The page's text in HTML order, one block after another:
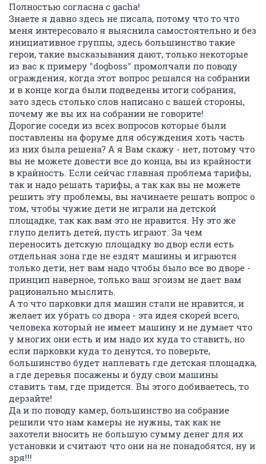
Полностью согласна с gacha!
Знаете я давно здесь не писала, потому что то что
меня интересовало я выяснила самостоятельно и без
инициативное группы, здесь большинство такие
герои, такие высказывания дают, только некоторые
из вас к примеру "dogboss" промолчали по поводу
ограждения, когда этот вопрос решался на собрании
и в конце когда были подведены итоги собрания,
зато здесь столько слов написано с вашей стороны,
почему же вы их на собрании не говорите!
Дорогие соседи из всех вопросов которые были
поставлены на форуме для обсуждения хоть часть
из них была решена? А я Вам скажу - нет, потому что
вы не можете довести все до конца, вы из крайности
в крайность. Если сейчас главная проблема тарифы,
так и надо решать тарифы, а так как вы не можете
решить эту проблемы, вы начинаете решать вопрос о
том, чтобы чужие дети не играли на детской
площадке, так как вам это не нравится. Ну это же
глупо делить детей, пусть играют. За чем
переносить детскую площадку во двор если есть
отдельная зона где не ездят машины и играются
только дети, нет вам надо чтобы было все во дворе -
принцип наверное, только ваш эгоизм не дает вам
рационально мыслить.
А то что парковки для машин стали не нравится, и
желает их убрать со двора - эта идея скорей всего,
человека который не имеет машину и не думает что
у многих они есть и им надо их куда то ставить, но
если парковки куда то денутся, то поверьте,
большинство будет наплевать где детская площадка,
а где деревья посажены и буду свои машины
ставить там, где придется. Вы этого добиваетесь, то
дерзайте!
Да и по поводу камер, большинство на собрание
решили что нам камеры не нужны, так как не
захотели вносить не большую сумму денег для их
установки и считают что они на не понадобятся, ну и
зря!!!